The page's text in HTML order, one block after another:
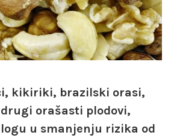
kikiriki, brazilski orasi,
orašasti plodovi,
u smanjenju rizika od